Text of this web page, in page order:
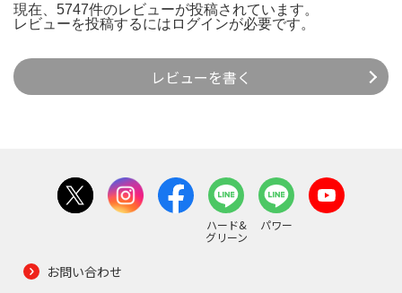
現在、5747件のレビューが投稿されています。
レビューを投稿するには ログインが必要です。
レビューを書く
ハード&
グリーン
パワー
お問い合わせ